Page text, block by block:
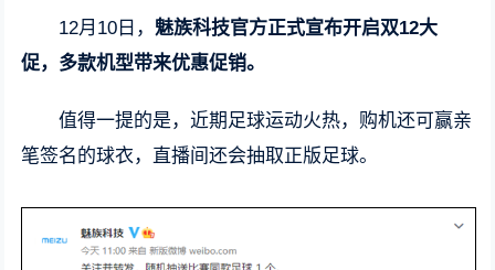
12月10日， 魅族科技官方正式宣布开启双12大
促，多款机型带来优惠促销。
值得一提的是，近期足球运动火热，购机还可赢亲
笔签名的球衣，直播间还会抽取正版足球。